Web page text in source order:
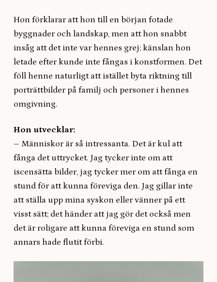
Hon förklarar att hon till en början fotade
byggnader och landskap, men att hon snabbt
insåg att det inte var hennes grej; känslan hon
letade efter kunde inte fångas i konstformen. Det
föll henne naturligt att istället byta riktning till
porträttbilder på familj och personer i hennes
omgivning.
Hon utvecklar:
– Människor är så intressanta. Det är kul att
fånga det uttrycket. Jag tycker inte om att
iscensätta bilder, jag tycker mer om att fånga en
stund för att kunna föreviga den. Jag gillar inte
att ställa upp mina syskon eller vänner på ett
visst sätt; det händer att jag gör det också men
det är roligare att kunna föreviga en stund som
annars hade flutit förbi.